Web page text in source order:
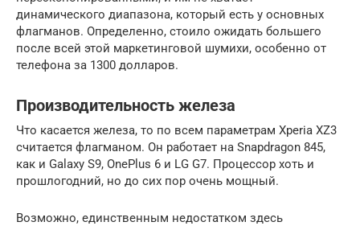
динамического диапазона, который есть у основных
флагманов. Определенно, стоило ожидать большего
после всей этой маркетинговой шумихи, особенно от
телефона за 1300 долларов.
Производительность железа
Что касается железа, то по всем параметрам Xperia XZ3
считается флагманом. Он работает на Snapdragon 845,
как и Galaxy S9, OnePlus 6 и LG G7. Процессор хоть и
прошлогодний, но до сих пор очень мощный.
Возможно, единственным недостатком здесь